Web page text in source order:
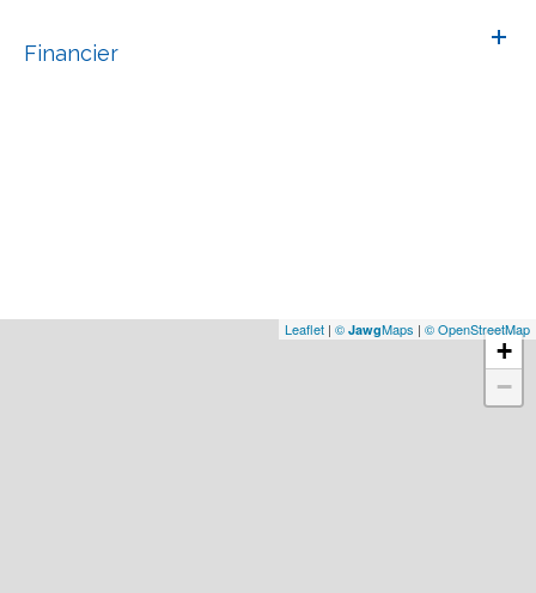
Financier
+
−
Leaflet | © JawgMaps | © OpenStreetMap